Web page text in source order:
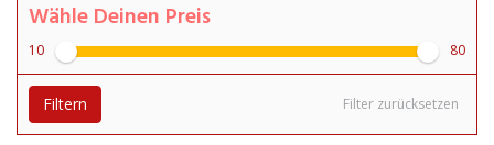
Wähle Deinen Preis
10 80
Filter zurücksetzen
Filtern